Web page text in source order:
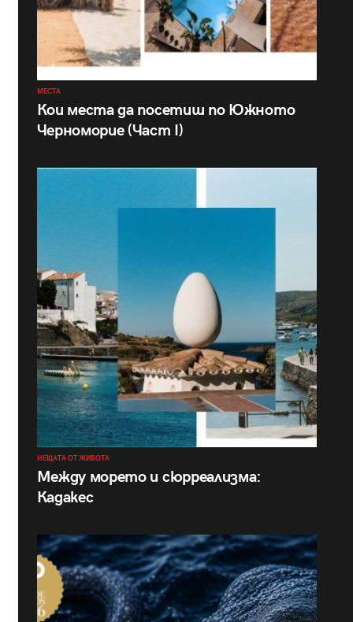
МЕСТА
Кои места да посетиш по Южното
Черноморие (Част I)
НЕЩАТА ОТ ЖИВОТА
Между морето и сюрреализма:
Кадакес